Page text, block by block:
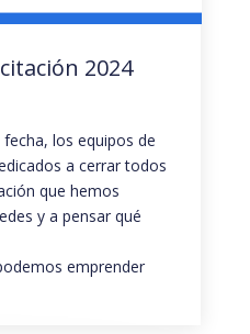
2024
los equipos de
a cerrar todos
que hemos
y a pensar qué
emprender